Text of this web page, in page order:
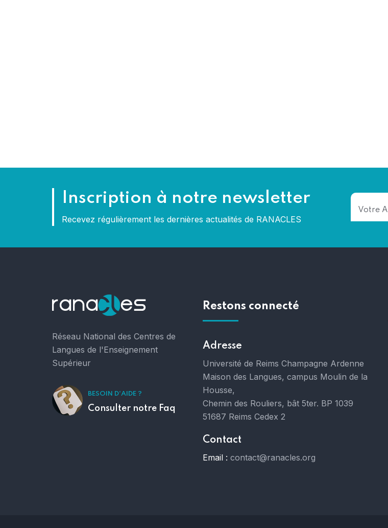
Inscription à notre newsletter
Recevez régulièrement les dernières actualités de RANACLES
Réseau National des Centres de
Langues de l'Enseignement
Supérieur
BESOIN D'AIDE ?
Consulter notre Faq
Restons connecté
Adresse
Université de Reims Champagne Ardenne
Maison des Langues, campus Moulin de la
Housse,
Chemin des Rouliers, bât 5ter. BP 1039
51687 Reims Cedex 2
Contact
Email : contact@ranacles.org